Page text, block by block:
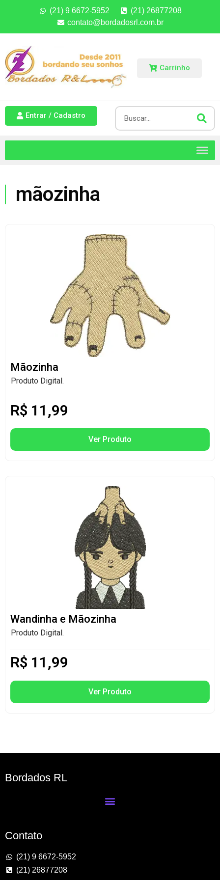
(21) 9 6672-5952
(21) 26877208
contato@bordadosrl.com.br
Carrinho
Entrar / Cadastro
mãozinha
Mãozinha
Produto Digital.
R$ 11,99
Ver Produto
Wandinha e Mãozinha
Produto Digital.
R$ 11,99
Ver Produto
Bordados RL
Contato
(21) 9 6672-5952
(21) 26877208